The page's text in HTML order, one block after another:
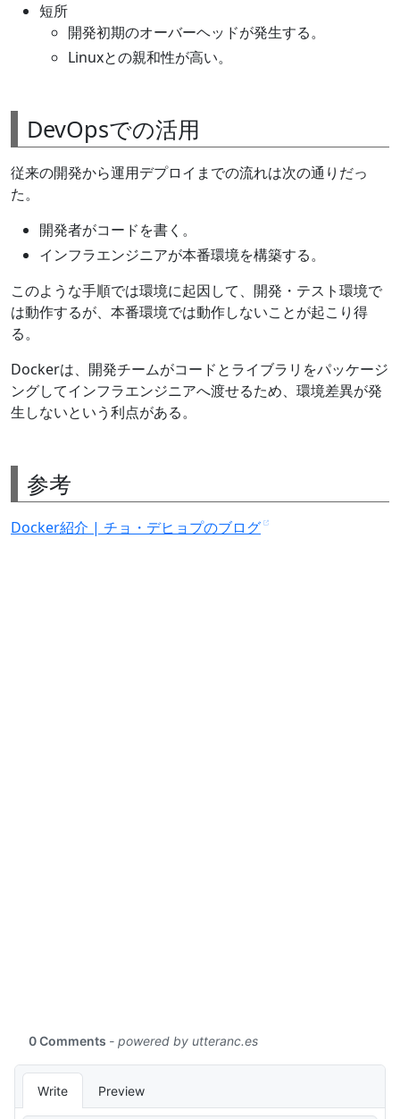
短所
開発初期のオーバーヘッドが発生する。
Linuxとの親和性が高い。
DevOpsでの活用
従来の開発から運用デプロイまでの流れは次の通りだっ
た。
開発者がコードを書く。
インフラエンジニアが本番環境を構築する。
このような手順では環境に起因して、開発・テスト環境で
は動作するが、本番環境では動作しないことが起こり得
る。
Dockerは、開発チームがコードとライブラリをパッケージ
ングしてインフラエンジニアへ渡せるため、環境差異が発
生しないという利点がある。
参考
Docker紹介 | チョ・デヒョプのブログ